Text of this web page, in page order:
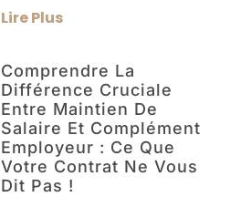
Lire Plus
Comprendre La
Différence Cruciale
Entre Maintien De
Salaire Et Complément
Employeur : Ce Que
Votre Contrat Ne Vous
Dit Pas !